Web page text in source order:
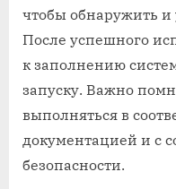
чтобы обнаружить и
После успешного
к заполнению
запуску. Важно
выполняться в
документацией и с
безопасности.